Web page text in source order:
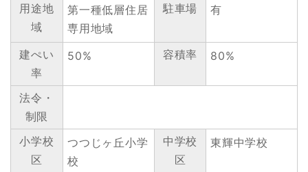
用途地
域
第一種低層住居
専用地域
駐車場 有
建ぺい
率
50% 容積率 80%
法令・
制限
小学校
区
つつじヶ丘小学
校
中学校
区
東輝中学校